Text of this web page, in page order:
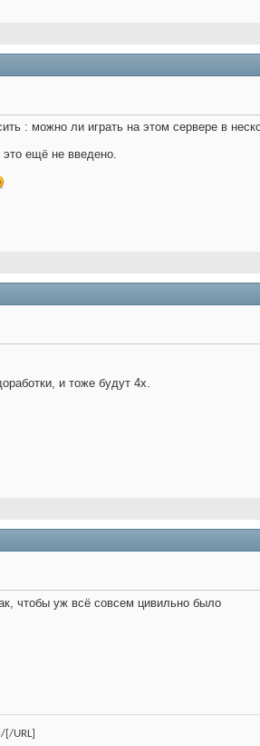
: можно ли играть на этом сервере в
это ещё не введено.
и тоже будут 4х.
чтобы уж всё совсем цивильно было
URL]